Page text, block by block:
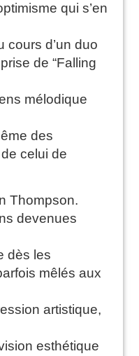
qui s’en
cours d’un duo
de “Falling
mélodique
des
celui de
Thompson.
devenues
dès les
mêlés aux
artistique,
esthétique